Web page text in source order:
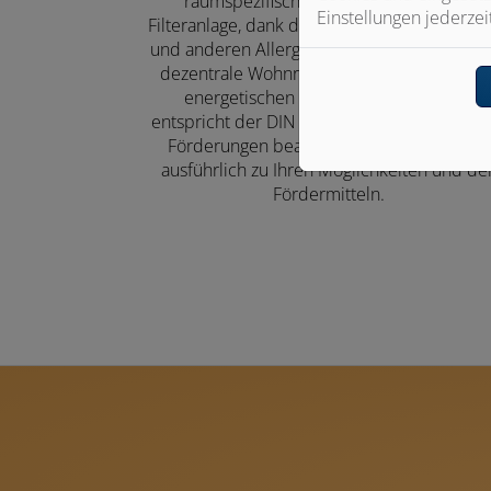
Filteranlage, dank der die Außenluft von
und anderen Allergenen gereinigt wird. Ist
dezentrale Wohnraumlüftung im Zuge
energetischen Sanierung geplant und
entspricht der DIN 1946-6, können Sie
Förderungen beantragen. Wir beraten Sie
ausführlich zu Ihren Möglichkeiten und
Fördermitteln.
Einstellungen